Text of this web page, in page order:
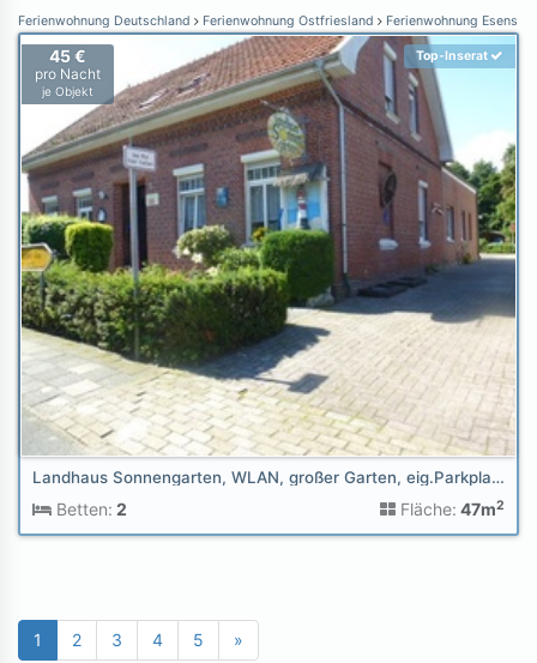
Ferienwohnung Deutschland Ferienwohnung Ostfriesland Ferienwohnung Esens
45 €
pro Nacht
je Objekt
Top-Inserat
Landhaus Sonnengarten, WLAN, großer Garten, eig.Parkplatz
Betten: 2 Fläche: 47m2
1 2 3 4 5 »